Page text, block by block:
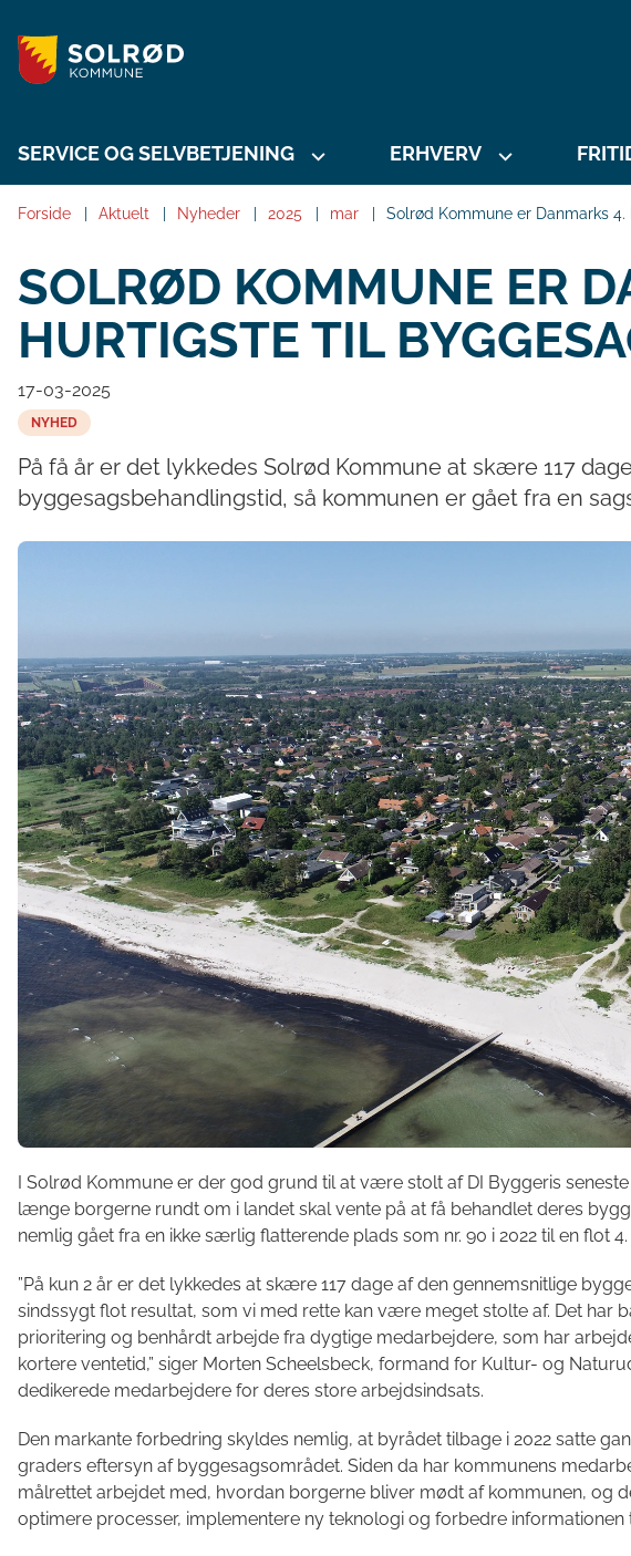
SERVICE OG SELVBETJENING ERHVERV
Forside Aktuelt Nyheder 2025 mar Solrød Kommune er Danmarks
SOLRØD KOMMUNE ER
HURTIGSTE TIL
17-03-2025
NYHED
På få år er det lykkedes Solrød Kommune at skære 117
byggesagsbehandlingstid, så kommunen er gået fra en
I Solrød Kommune er der god grund til at være stolt af DI Byggeris
længe borgerne rundt om i landet skal vente på at få behandlet deres
nemlig gået fra en ikke særlig flatterende plads som nr. 90 i 2022 til en flot 4.
”På kun 2 år er det lykkedes at skære 117 dage af den gennemsnitlige
sindssygt flot resultat, som vi med rette kan være meget stolte af. Det har
prioritering og benhårdt arbejde fra dygtige medarbejdere, som har
kortere ventetid,” siger Morten Scheelsbeck, formand for Kultur- og
dedikerede medarbejdere for deres store arbejdsindsats.
Den markante forbedring skyldes nemlig, at byrådet tilbage i 2022 satte
graders eftersyn af byggesagsområdet. Siden da har kommunens
målrettet arbejdet med, hvordan borgerne bliver mødt af kommunen, og
optimere processer, implementere ny teknologi og forbedre informationen